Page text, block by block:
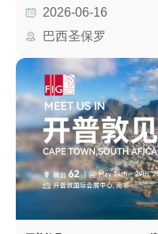
2026-06-16
巴西圣保罗